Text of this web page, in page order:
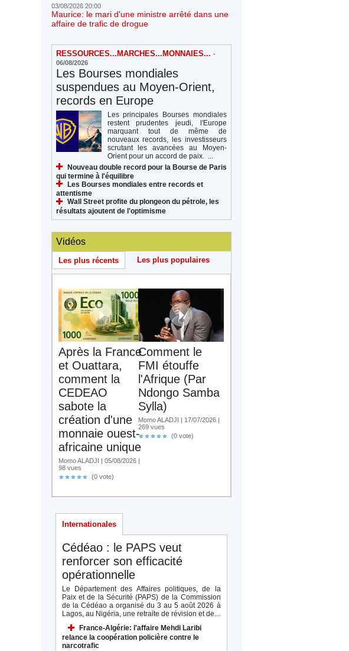
03/08/2026 20:00
Maurice: le mari d'une ministre arrêté dans une
affaire de trafic de drogue
RESSOURCES...MARCHES...MONNAIES... -
06/08/2026
Les Bourses mondiales
suspendues au Moyen-Orient,
records en Europe
Les principales Bourses mondiales
restent prudentes jeudi, l'Europe
marquant tout de même de
nouveaux records, les investisseurs
scrutant les avancées au Moyen-
Orient pour un accord de paix. ...
Nouveau double record pour la Bourse de Paris
qui termine à l'équilibre
Les Bourses mondiales entre records et
attentisme
Wall Street profite du plongeon du pétrole, les
résultats ajoutent de l'optimisme
Vidéos
Les plus récents Les plus populaires
Après la France
et Ouattara,
comment la
CEDEAO
sabote la
création d'une
monnaie ouest-
africaine unique
Momo ALADJI | 05/08/2026 |
98 vues
(0 vote)
Comment le
FMI étouffe
l'Afrique (Par
Ndongo Samba
Sylla)
Momo ALADJI | 17/07/2026 |
269 vues
(0 vote)
Internationales
Cédéao : le PAPS veut
renforcer son efficacité
opérationnelle
Le Département des Affaires politiques, de la
Paix et de la Sécurité (PAPS) de la Commission
de la Cédéao a organisé du 3 au 5 août 2026 à
Lagos, au Nigéria, une retraite de révision et de...
France-Algérie: l'affaire Mehdi Laribi
relance la coopération policière contre le
narcotrafic